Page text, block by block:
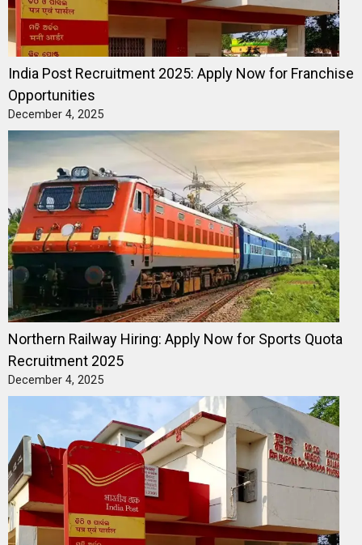
India Post Recruitment 2025: Apply Now for Franchise
Opportunities
December 4, 2025
Northern Railway Hiring: Apply Now for Sports Quota
Recruitment 2025
December 4, 2025